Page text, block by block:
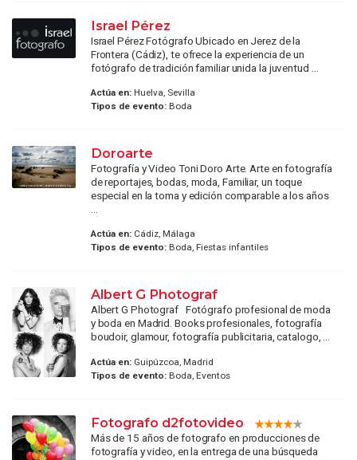
Israel Pérez
Israel Pérez Fotógrafo Ubicado en Jerez de la
Frontera (Cádiz), te ofrece la experiencia de un
fotógrafo de tradición familiar unida la juventud ...
Actúa en:Huelva, Sevilla
Tipos de evento:Boda
Doroarte
Fotografía y Video Toni Doro Arte. Arte en fotografía
de reportajes, bodas, moda, Familiar, un toque
especial en la toma y edición comparable a los años
Actúa en:Cádiz, Málaga
Tipos de evento:Boda, Fiestas infantiles
Albert G Photograf
Albert G Photograf Fotógrafo profesional de moda
y boda en Madrid. Books profesionales, fotografía
boudoir, glamour, fotografía publicitaria, catalogo, ...
Actúa en:Guipúzcoa, Madrid
Tipos de evento:Boda, Eventos
Fotografo d2fotovideo
Más de 15 años de fotografo en producciones de
fotografía y video, en la entrega de una búsqueda